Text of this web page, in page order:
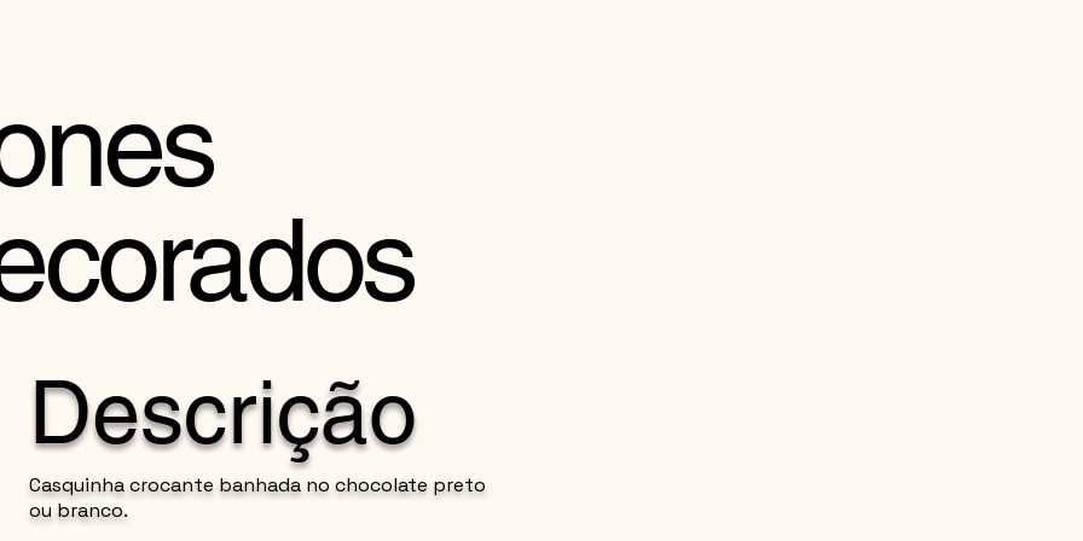
Descrição
Casquinha crocante banhada no chocolate preto
ou branco.